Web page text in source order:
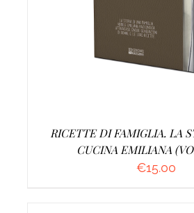
RICETTE DI FAMIGLIA. LA
CUCINA EMILIANA
€15.00